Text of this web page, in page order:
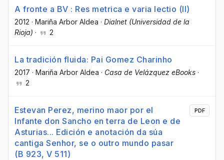
A fronte a BV : Res metrica e varia lectio (II)
2012 · Mariña Arbor Aldea · Dialnet (Universidad de la
Rioja) · 2
La tradición fluida: Pai Gomez Charinho
2017 · Mariña Arbor Aldea · Casa de Velázquez eBooks ·
2
Estevan Perez, merino maor por el
Infante don Sancho en terra de Leon e de
Asturias... Edición e anotación da súa
cantiga Senhor, se o outro mundo pasar
(B 923, V 511)
PDF